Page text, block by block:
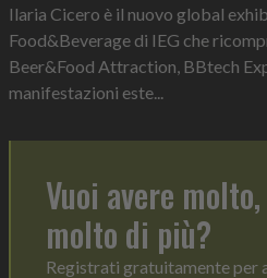
Ilaria Cicero è il nuovo global
Food&Beverage di IEG che
Beer&Food Attraction, BBtech
manifestazioni este...
Vuoi avere molto,
molto di più?
Registrati gratuitamente per